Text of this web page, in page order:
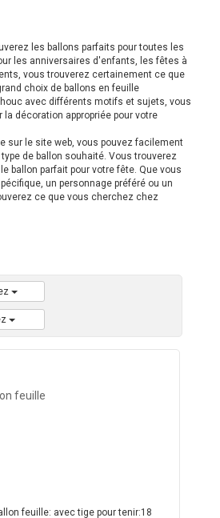
les ballons parfaits pour toutes les
les anniversaires d'enfants, les fêtes à
vous trouverez certainement ce que
choix de ballons en feuille
avec différents motifs et sujets, vous
décoration appropriée pour votre
sur le site web, vous pouvez facilement
de ballon souhaité. Vous trouverez
ballon parfait pour votre fête. Que vous
un personnage préféré ou un
ce que vous cherchez chez
feuille